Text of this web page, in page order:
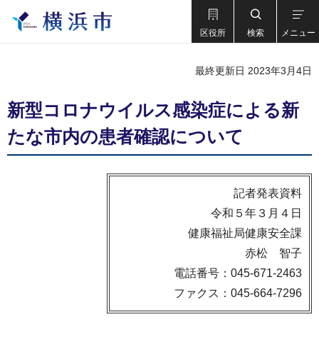
区役所 検索 メニュー
最終更新日 2023年3月4日
新型コロナウイルス感染症による新
たな市内の患者確認について
記者発表資料
令和５年３月４日
健康福祉局健康安全課
赤松 智子
電話番号：045-671-2463
ファクス：045-664-7296